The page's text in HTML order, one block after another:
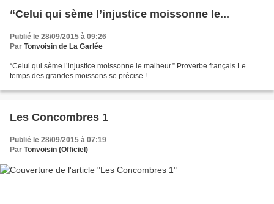
“Celui qui sème l’injustice moissonne le...
Publié le 28/09/2015 à 09:26
Par Tonvoisin de La Garlée
“Celui qui sème l’injustice moissonne le malheur.” Proverbe français Le
temps des grandes moissons se précise !
Les Concombres 1
Publié le 28/09/2015 à 07:19
Par Tonvoisin (Officiel)